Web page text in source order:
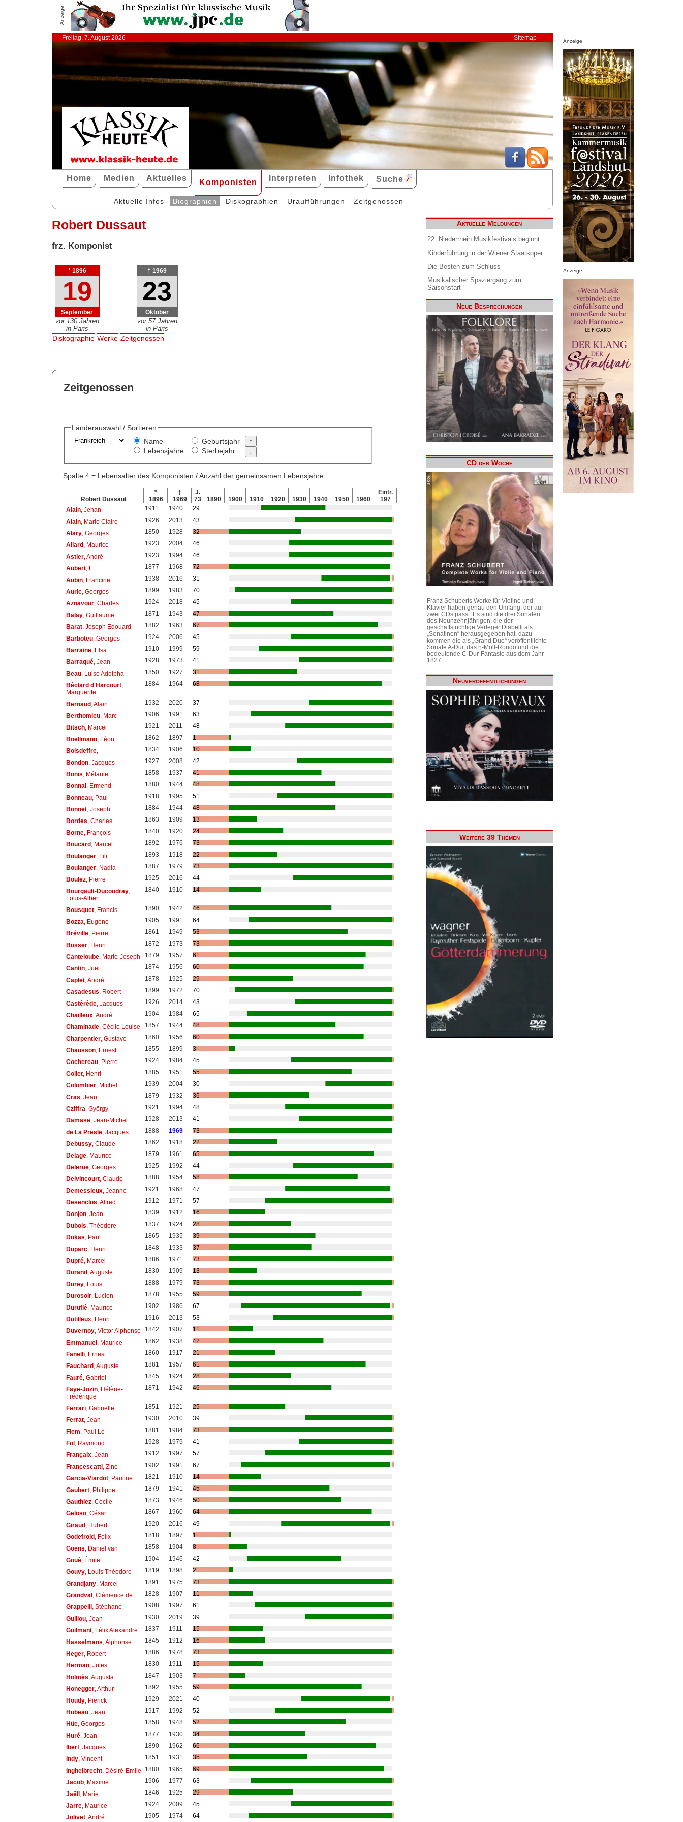
Anzeige
Freitag, 7. August 2026 Sitemap
Home Medien Aktuelles Komponisten Interpreten Infothek Suche
Aktuelle Infos Biographien Diskographien Uraufführungen Zeitgenossen
Robert Dussaut
frz. Komponist
* 1896
19
September
vor 130 Jahren
in Paris
† 1969
23
Oktober
vor 57 Jahren
in Paris
Diskographie Werke Zeitgenossen
Zeitgenossen
Länderauswahl / Sortieren
Name
Lebensjahre
Geburtsjahr
Sterbejahr
Spalte 4 = Lebensalter des Komponisten / Anzahl der gemeinsamen Lebensjahre
Robert Dussaut
*
1896
†
1969
J.
73
1890 1900 1910 1920 1930 1940 1950 1960
Eintr.
197
Alain, Jehan 1911 1940
29
Alain, Marie Claire 1926 2013
43
Alary, Georges 1850 1928
32
Allard, Maurice 1923 2004
46
Astier, André 1923 1994
46
Aubert, L 1877 1968
72
Aubin, Francine 1938 2016
31
Auric, Georges 1899 1983
70
Aznavour, Charles 1924 2018
45
Balay, Guillaume 1871 1943
47
Barat, Joseph Edouard 1882 1963
67
Barboteu, Georges 1924 2006
45
Barraine, Elsa 1910 1999
59
Barraqué, Jean 1928 1973
41
Beau, Luise Adolpha 1850 1927
31
Béclard d'Harcourt,
Marguerite
1884 1964 68
Bernaud, Alain 1932 2020
37
Berthomieu, Marc 1906 1991
63
Bitsch, Marcel 1921 2011
48
Boëllmann, Léon 1862 1897
1
Boisdeffre, 1834 1906
10
Bondon, Jacques 1927 2008
42
Bonis , Mélanie 1858 1937
41
Bonnal, Ermend 1880 1944
48
Bonneau, Paul 1918 1995
51
Bonnet, Joseph 1884 1944
48
Bordes , Charles 1863 1909
13
Borne, François 1840 1920
24
Boucard, Marcel 1892 1976
73
Boulanger, Lili 1893 1918
22
Boulanger, Nadia 1887 1979
73
Boulez, Pierre 1925 2016
44
Bourgault-Ducoudray,
Louis-Albert
1840 1910 14
Bousquet, Francis 1890 1942
46
Bozza , Eugène 1905 1991
64
Bréville, Pierre 1861 1949
53
Büsser, Henri 1872 1973
73
Canteloube, Marie-Joseph 1879 1957
61
Cantin, Juel 1874 1956
60
Caplet, André 1878 1925
29
Casadesus , Robert 1899 1972
70
Castérède, Jacques 1926 2014
43
Chailleux, André 1904 1984
65
Chaminade, Cécile Louise 1857 1944
48
Charpentier, Gustave 1860 1956
60
Chausson, Ernest 1855 1899
3
Cochereau, Pierre 1924 1984
45
Collet, Henri 1885 1951
55
Colombier, Michel 1939 2004
30
Cras , Jean 1879 1932
36
Cziffra , György 1921 1994
48
Damase, Jean-Michel 1928 2013
41
de La Presle, Jacques 1888 1969
73
Debussy, Claude 1862 1918
22
Delage, Maurice 1879 1961
65
Delerue, Georges 1925 1992
44
Delvincourt, Claude 1888 1954
58
Demessieux, Jeanne 1921 1968
47
Desenclos , Alfred 1912 1971
57
Donjon, Jean 1839 1912
16
Dubois , Théodore 1837 1924
28
Dukas , Paul 1865 1935
39
Duparc, Henri 1848 1933
37
Dupré, Marcel 1886 1971
73
Durand, Auguste 1830 1909
13
Durey, Louis 1888 1979
73
Durosoir, Lucien 1878 1955
59
Duruflé, Maurice 1902 1986
67
Dutilleux, Henri 1916 2013
53
Duvernoy, Victor Alphonse 1842 1907
11
Emmanuel, Maurice 1862 1938
42
Fanelli, Ernest 1860 1917
21
Fauchard, Auguste 1881 1957
61
Fauré, Gabriel 1845 1924
28
Faye-Jozin, Hélène-
Frédérique
1871 1942 46
Ferrari, Gabrielle 1851 1921
25
Ferrat, Jean 1930 2010
39
Flem , Paul Le 1881 1984
73
Fol, Raymond 1928 1979
41
Françaix, Jean 1912 1997
57
Francescatti, Zino 1902 1991
67
Garcia-Viardot, Pauline 1821 1910
14
Gaubert, Philippe 1879 1941
45
Gauthiez, Cécile 1873 1946
50
Geloso, César 1867 1960
64
Giraud, Hubert 1920 2016
49
Godefroid, Felix 1818 1897
1
Goens , Daniël van 1858 1904
8
Goué, Émile 1904 1946
42
Gouvy, Louis Théodore 1819 1898
2
Grandjany, Marcel 1891 1975
73
Grandval, Clémence de 1828 1907
11
Grappelli, Stéphane 1908 1997
61
Guillou, Jean 1930 2019
39
Guilmant, Félix Alexandre 1837 1911
15
Hasselmans , Alphonse 1845 1912
16
Heger, Robert 1886 1978
73
Herman, Jules 1830 1911
15
Holmès , Augusta 1847 1903
7
Honegger, Arthur 1892 1955
59
Houdy, Pierick 1929 2021
40
Hubeau, Jean 1917 1992
52
Hüe, Georges 1858 1948
52
Huré, Jean 1877 1930
34
Ibert, Jacques 1890 1962
66
Indy, Vincent 1851 1931
35
Inghelbrecht, Désiré-Emile 1880 1965
69
Jacob, Maxime 1906 1977
63
Jaëll, Marie 1846 1925
29
Jarre, Maurice 1924 2009
45
Jolivet, André 1905 1974 64
Aktuelle Meldungen
22. Niederrhein Musikfestivals beginnt
Kinderführung in der Wiener Staatsoper
Die Besten zum Schluss
Musikalischer Spaziergang zum
Saisonstart
Neue Besprechungen
CD der Woche
Franz Schuberts Werke für Violine und
Klavier haben genau den Umfang, der auf
zwei CDs passt. Es sind die drei Sonaten
des Neunzehnjährigen, die der
geschäftstüchtige Verleger Diabelli als
„Sonatinen“ herausgegeben hat, dazu
kommen die als „Grand Duo“ veröffentlichte
Sonate A-Dur, das h-Moll-Rondo und die
bedeutende C-Dur-Fantasie aus dem Jahr
1827.
Neuveröffentlichungen
Weitere 39 Themen
Anzeige
Anzeige